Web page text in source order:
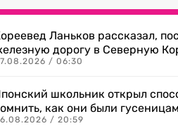
Ланьков рассказал,
дорогу в Северную
/ 06:30
школьник открыл
как они были
/ 20:59